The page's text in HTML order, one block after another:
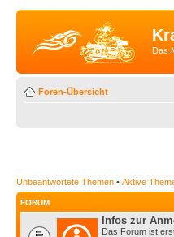
Das
Foren-Übersicht
Unbeantwortete Themen • Aktive
FORUM
Infos zur
Das Forum ist